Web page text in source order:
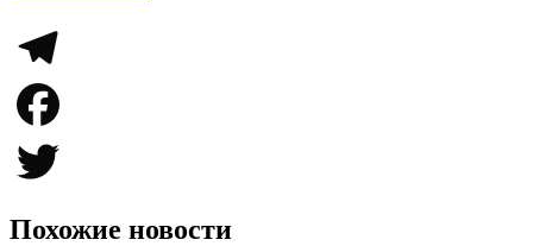
Telegram
Facebook
Twitter
Похожие новости